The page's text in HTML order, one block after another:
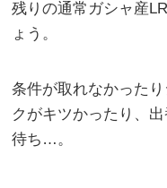
残りの通常ガシャ産
ょう。
条件が取れなかった
クがキツかったり、
待ち…。